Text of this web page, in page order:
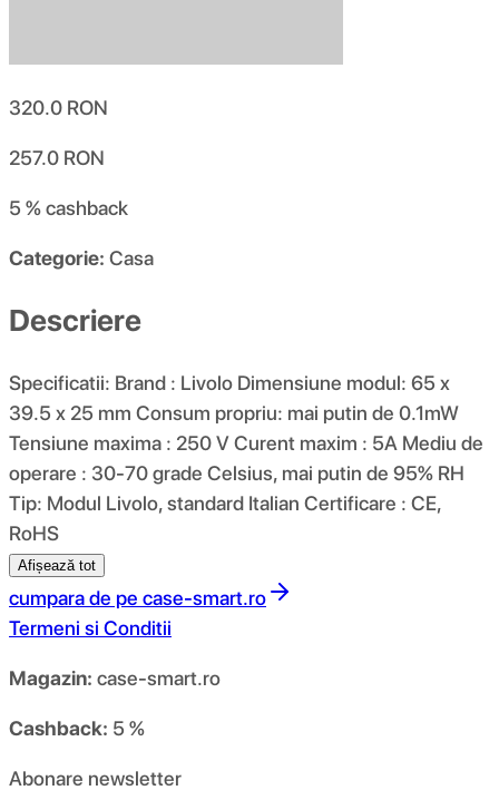
320.0 RON
257.0 RON
5 %cashback
Categorie: Casa
Descriere
Specificatii: Brand : Livolo Dimensiune modul: 65 x
39.5 x 25 mm Consum propriu: mai putin de 0.1mW
Tensiune maxima : 250 V Curent maxim : 5A Mediu de
operare : 30-70 grade Celsius, mai putin de 95% RH
Tip: Modul Livolo, standard Italian Certificare : CE,
RoHS
Afișează tot
cumpara de pe case-smart.ro
Termeni si Conditii
Magazin: case-smart.ro
Cashback: 5 %
Abonare newsletter